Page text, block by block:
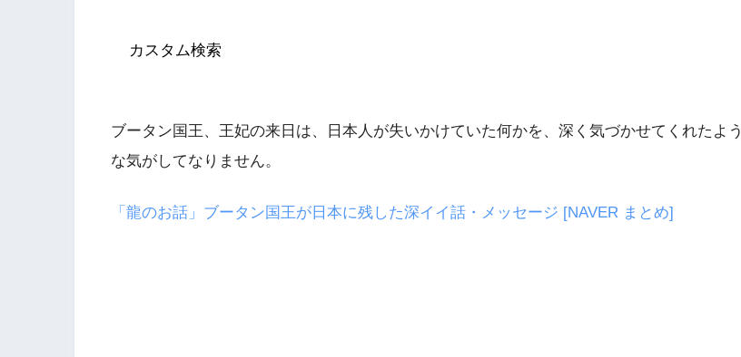
カスタム検索
ブータン国王、王妃の来日は、日本人が失いかけていた何かを、深く気づかせてくれたよう
な気がしてなりません。
「龍のお話」ブータン国王が日本に残した深イイ話・メッセージ [NAVER まとめ]